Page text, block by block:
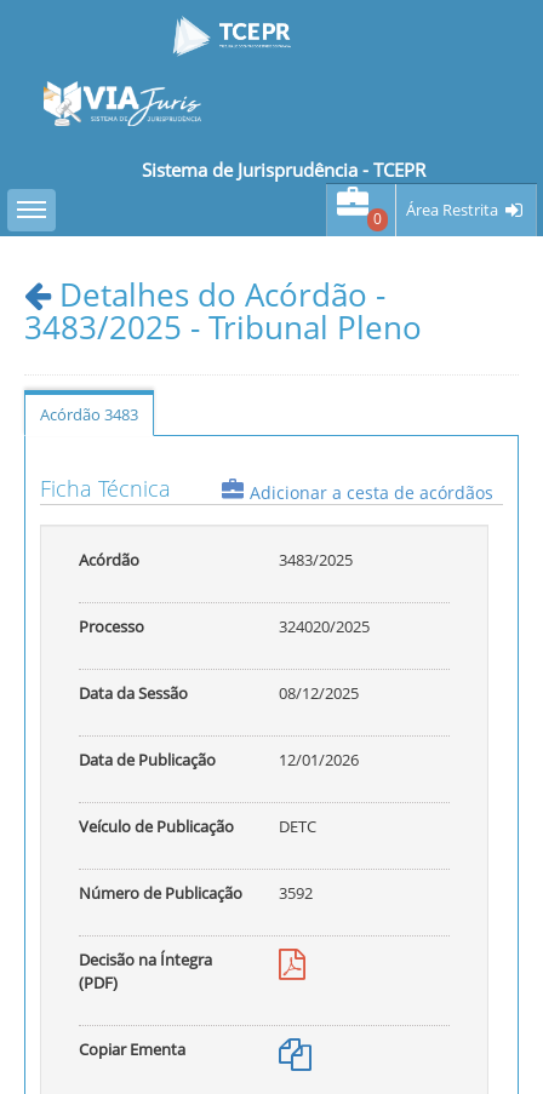
Sistema de Jurisprudência - TCEPR
Toggle sidebar
0 Área Restrita
Detalhes do Acórdão -
3483/2025 - Tribunal Pleno
Acórdão 3483
Ficha Técnica Adicionar a cesta de acórdãos
Acórdão 3483/2025
Processo 324020/2025
Data da Sessão 08/12/2025
Data de Publicação 12/01/2026
Veículo de Publicação DETC
Número de Publicação 3592
Decisão na Íntegra
(PDF)
Copiar Ementa